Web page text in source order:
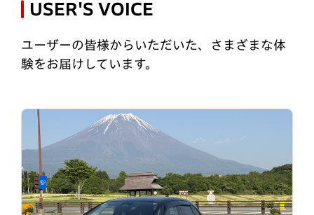
USER'S VOICE
ユーザーの皆様からいただいた、さまざまな体
験をお届けしています。